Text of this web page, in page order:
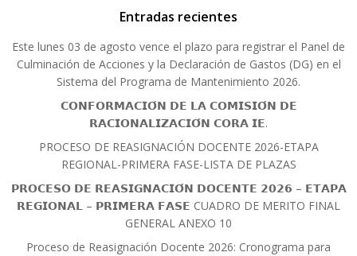
Entradas recientes
Este lunes 03 de agosto vence el plazo para registrar el Panel de
Culminación de Acciones y la Declaración de Gastos (DG) en el
Sistema del Programa de Mantenimiento 2026.
𝗖𝗢𝗡𝗙𝗢𝗥𝗠𝗔𝗖𝗜𝗢́𝗡 𝗗𝗘 𝗟𝗔 𝗖𝗢𝗠𝗜𝗦𝗜𝗢́𝗡 𝗗𝗘
𝗥𝗔𝗖𝗜𝗢𝗡𝗔𝗟𝗜𝗭𝗔𝗖𝗜𝗢́𝗡 𝗖𝗢𝗥𝗔 𝗜𝗘.
PROCESO DE REASIGNACIÓN DOCENTE 2026-ETAPA
REGIONAL-PRIMERA FASE-LISTA DE PLAZAS
𝗣𝗥𝗢𝗖𝗘𝗦𝗢 𝗗𝗘 𝗥𝗘𝗔𝗦𝗜𝗚𝗡𝗔𝗖𝗜𝗢́𝗡 𝗗𝗢𝗖𝗘𝗡𝗧𝗘 𝟮𝟬𝟮𝟲 – 𝗘𝗧𝗔𝗣𝗔
𝗥𝗘𝗚𝗜𝗢𝗡𝗔𝗟 – 𝗣𝗥𝗜𝗠𝗘𝗥𝗔 𝗙𝗔𝗦𝗘 CUADRO DE MERITO FINAL
GENERAL ANEXO 10
Proceso de Reasignación Docente 2026: Cronograma para